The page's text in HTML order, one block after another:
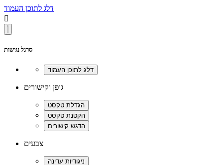
דלג לתוכן העמוד

סרגל נגישות
גופן וקישורים
צבעים